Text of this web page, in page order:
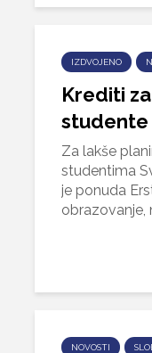
IZDVOJENO
Krediti
studente
Za lakše
studentima
je ponuda
obrazovanje,
NOVOSTI